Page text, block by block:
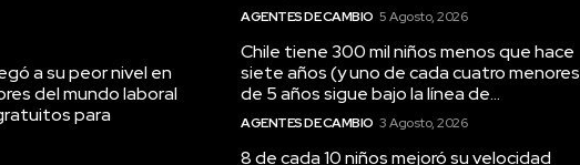
a su peor nivel en
del mundo laboral
para
AGENTES DE CAMBIO 5 Agosto, 2026
Chile tiene 300 mil niños menos que hace
siete años (y uno de cada cuatro menores
de 5 años sigue bajo la línea de...
AGENTES DE CAMBIO 3 Agosto, 2026
8 de cada 10 niños mejoró su velocidad